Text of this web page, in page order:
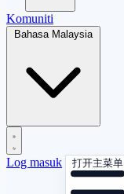
Komuniti
Bahasa Malaysia
Log masuk 打开主菜单